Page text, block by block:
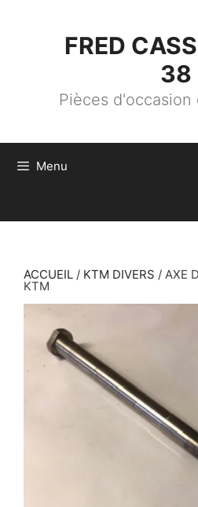
FRED
38
Pièces d'occasion
Menu
ACCUEIL / KTM DIVERS / AXE
KTM